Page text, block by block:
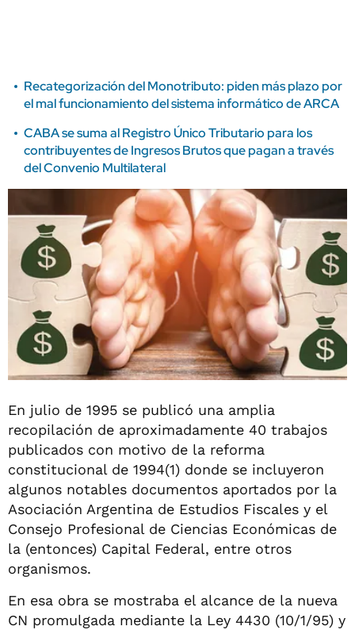
Recategorización del Monotributo: piden más plazo por
el mal funcionamiento del sistema informático de ARCA
CABA se suma al Registro Único Tributario para los
contribuyentes de Ingresos Brutos que pagan a través
del Convenio Multilateral
En julio de 1995 se publicó una amplia
recopilación de aproximadamente 40 trabajos
publicados con motivo de la reforma
constitucional de 1994(1) donde se incluyeron
algunos notables documentos aportados por la
Asociación Argentina de Estudios Fiscales y el
Consejo Profesional de Ciencias Económicas de
la (entonces) Capital Federal, entre otros
organismos.
En esa obra se mostraba el alcance de la nueva
CN promulgada mediante la Ley 4430 (10/1/95) y